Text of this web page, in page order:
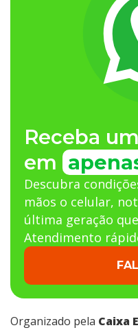
Receba
em
Descubra
mãos o celular,
última geração
Atendimento
Organizado pela Caixa